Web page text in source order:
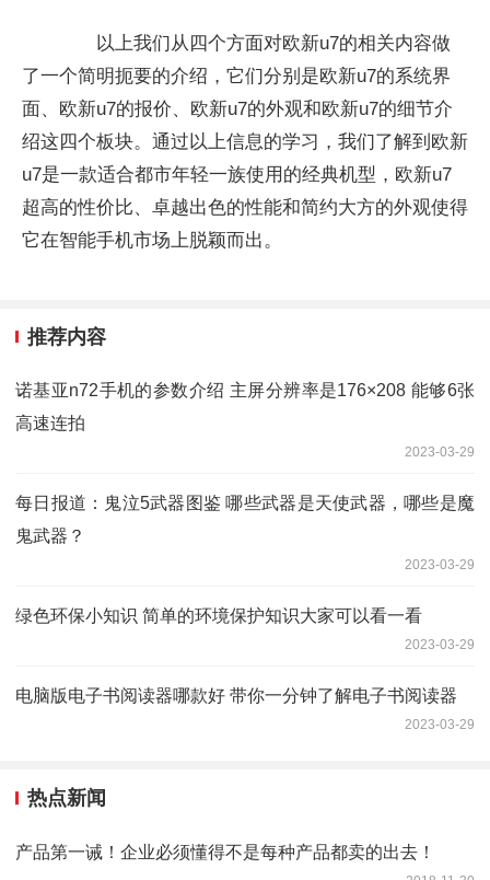
以上我们从四个方面对欧新u7的相关内容做
了一个简明扼要的介绍，它们分别是欧新u7的系统界
面、欧新u7的报价、欧新u7的外观和欧新u7的细节介
绍这四个板块。通过以上信息的学习，我们了解到欧新
u7是一款适合都市年轻一族使用的经典机型，欧新u7
超高的性价比、卓越出色的性能和简约大方的外观使得
它在智能手机市场上脱颖而出。
推荐内容
诺基亚n72手机的参数介绍 主屏分辨率是176×208 能够6张
高速连拍
2023-03-29
每日报道：鬼泣5武器图鉴 哪些武器是天使武器，哪些是魔
鬼武器？
2023-03-29
绿色环保小知识 简单的环境保护知识大家可以看一看
2023-03-29
电脑版电子书阅读器哪款好 带你一分钟了解电子书阅读器
2023-03-29
热点新闻
产品第一诫！企业必须懂得不是每种产品都卖的出去！